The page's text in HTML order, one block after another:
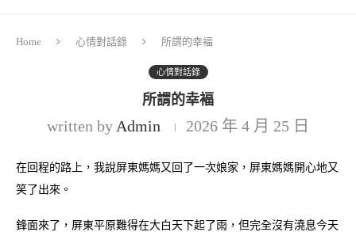
Home 心情對話錄 所謂的幸褔
心情對話錄
所謂的幸褔
written by Admin 2026 年 4 月 25 日
在回程的路上，我說屏東媽媽又回了一次娘家，屏東媽媽開心地又
笑了出來。
鋒面來了，屏東平原難得在大白天下起了雨，但完全沒有澆息今天